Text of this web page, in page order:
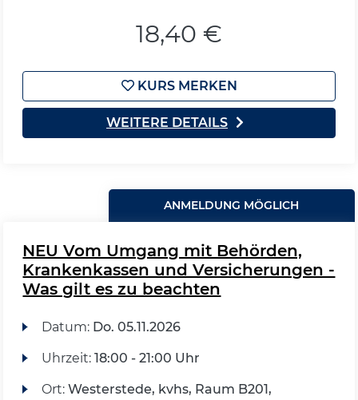
18,40 €
KURS MERKEN
WEITERE DETAILS
ANMELDUNG MÖGLICH
NEU Vom Umgang mit Behörden,
Krankenkassen und Versicherungen -
Was gilt es zu beachten
Datum: Do. 05.11.2026
Uhrzeit: 18:00 - 21:00 Uhr
Ort: Westerstede, kvhs, Raum B201,